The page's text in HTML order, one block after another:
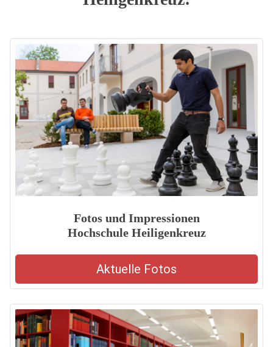
Fotos und Impressionen
Hochschule Heiligenkreuz
Aktuelle Fotos